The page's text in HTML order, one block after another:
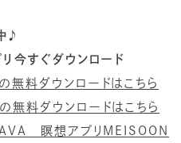
♪
今すぐダウンロード
無料ダウンロードはこちら
無料ダウンロードはこちら
瞑想アプリMEISOON